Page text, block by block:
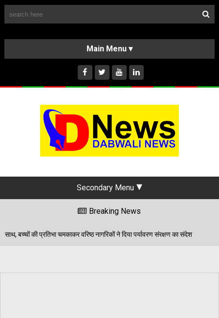
HOME
ABOUT US
INSTAGRAM
Secondary Menu
Breaking News
नागरिकों ने दिया पर्यावरण संरक्षण का संदेश 06/08/2026